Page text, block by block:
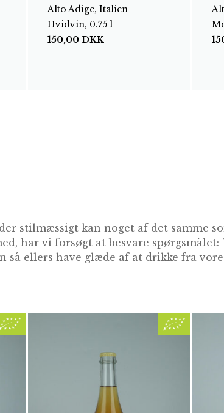
Alto Adige, Italien
Hvidvin, 0.75 l
150,00DKK
stilmæssigt kan noget af det samme
har vi forsøgt at besvare
ellers have glæde af at drikke fra